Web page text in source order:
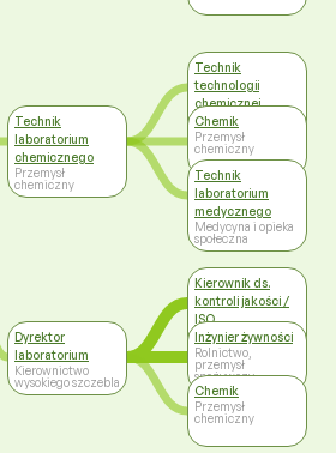
Technik
laboratorium
chemicznego
Przemysł
chemiczny
Dyrektor
laboratorium
Kierownictwo
wysokiego szczebla
Technik
technologii
chemicznej
Przemysł
chemiczny
Chemik
Przemysł
chemiczny
Technik
laboratorium
medycznego
Medycyna i opieka
społeczna
Kierownik ds.
kontroli jakości /
ISO
Kierownictwo
wysokiego szczebla
Inżynier żywności
Rolnictwo,
przemysł
spożywczy
Chemik
Przemysł
chemiczny